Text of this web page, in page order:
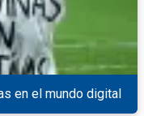
en el mundo digital